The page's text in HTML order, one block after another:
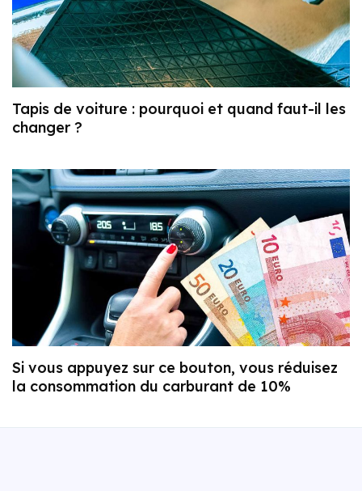
Tapis de voiture : pourquoi et quand faut-il les
changer ?
Si vous appuyez sur ce bouton, vous réduisez
la consommation du carburant de 10%